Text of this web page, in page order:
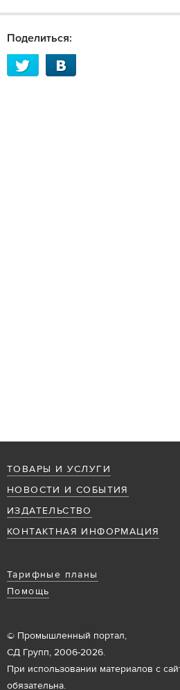
Поделиться:
ТОВАРЫ И УСЛУГИ
НОВОСТИ И СОБЫТИЯ
ИЗДАТЕЛЬСТВО
КОНТАКТНАЯ ИНФОРМАЦИЯ
Тарифные планы
Помощь
© Промышленный портал,
СД Групп, 2006-2026.
При использовании материалов с
обязательна.